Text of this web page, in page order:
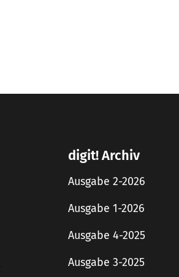
digit! Archiv
Ausgabe 2-2026
Ausgabe 1-2026
Ausgabe 4-2025
Ausgabe 3-2025